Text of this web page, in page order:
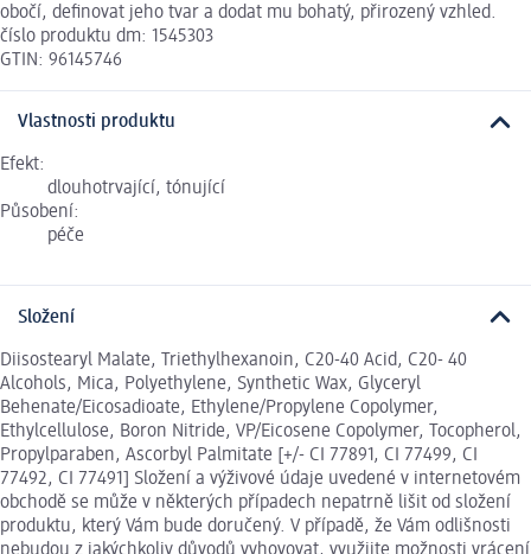
obočí, definovat jeho tvar a dodat mu bohatý, přirozený vzhled.
číslo produktu dm: 1545303
GTIN: 96145746
Vlastnosti produktu
Efekt:
dlouhotrvající, tónující
Působení:
péče
Složení
Diisostearyl Malate, Triethylhexanoin, C20-40 Acid, C20- 40
Alcohols, Mica, Polyethylene, Synthetic Wax, Glyceryl
Behenate/Eicosadioate, Ethylene/Propylene Copolymer,
Ethylcellulose, Boron Nitride, VP/Eicosene Copolymer, Tocopherol,
Propylparaben, Ascorbyl Palmitate [+/- CI 77891, CI 77499, CI
77492, CI 77491] Složení a výživové údaje uvedené v internetovém
obchodě se může v některých případech nepatrně lišit od složení
produktu, který Vám bude doručený. V případě, že Vám odlišnosti